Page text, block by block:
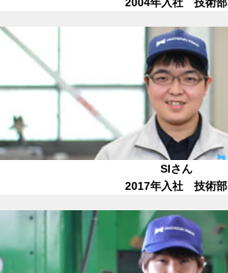
SIさん
2017年入社 技術部